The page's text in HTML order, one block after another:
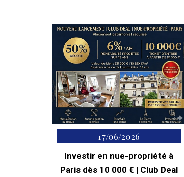
17/06/2026
Investir en nue-propriété à
Paris dès 10 000 € | Club Deal